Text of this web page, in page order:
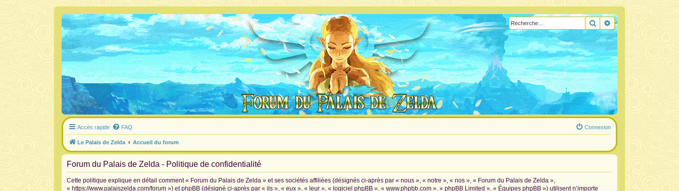
RechercherRecherche avancée
Accès rapide FAQ Connexion
Le Palais de Zelda Accueil du forum
Forum du Palais de Zelda - Politique de confidentialité
Cette politique explique en détail comment « Forum du Palais de Zelda » et ses sociétés affiliées (désignés ci-après par « nous », « notre », « nos », « Forum du Palais de Zelda »,
« https://www.palaiszelda.com/forum ») et phpBB (désigné ci-après par « ils », « eux », « leur », « logiciel phpBB », « www.phpbb.com », « phpBB Limited », « Équipes phpBB ») utilisent n’importe